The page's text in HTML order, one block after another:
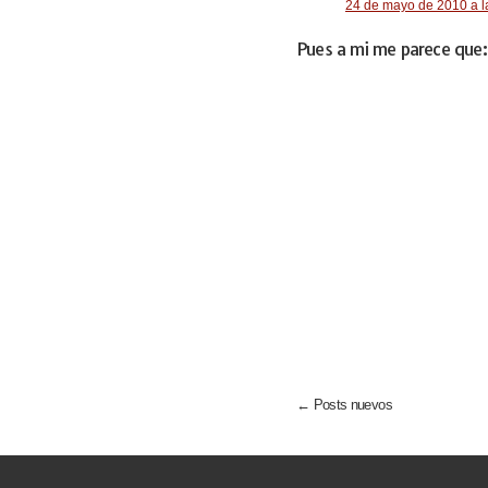
24 de mayo de 2010 a
Pues a mi me parece que:
← Posts nuevos